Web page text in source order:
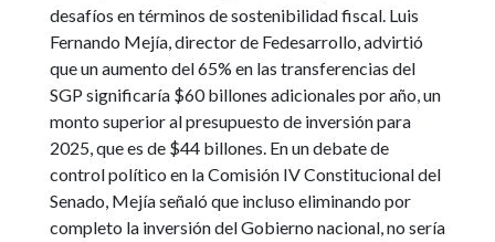
desafíos en términos de sostenibilidad fiscal. Luis
Fernando Mejía, director de Fedesarrollo, advirtió
que un aumento del 65% en las transferencias del
SGP significaría $60 billones adicionales por año, un
monto superior al presupuesto de inversión para
2025, que es de $44 billones. En un debate de
control político en la Comisión IV Constitucional del
Senado, Mejía señaló que incluso eliminando por
completo la inversión del Gobierno nacional, no sería